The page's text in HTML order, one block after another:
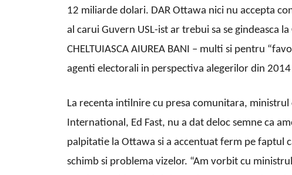
12 miliarde dolari. DAR Ottawa nici nu accepta
al carui Guvern USL-ist ar trebui sa se gindeasca la
CHELTUIASCA AIUREA BANI – multi si pentru
agenti electorali in perspectiva alegerilor din
La recenta intilnire cu presa comunitara,
International, Ed Fast, nu a dat deloc semne ca
palpitatie la Ottawa si a accentuat ferm pe faptul
schimb si problema vizelor. “Am vorbit cu